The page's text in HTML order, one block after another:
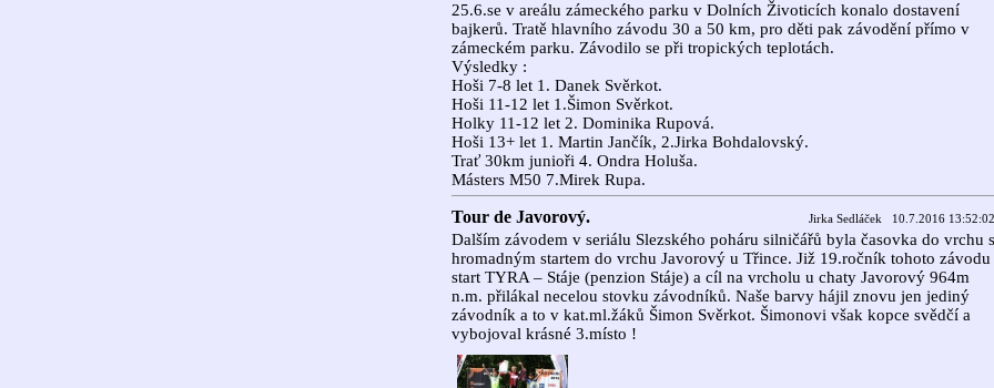
25.6.se v areálu zámeckého parku v Dolních Životicích konalo dostavení
bajkerů. Tratě hlavního závodu 30 a 50 km, pro děti pak závodění přímo v
zámeckém parku. Závodilo se při tropických teplotách.
Výsledky :
Hoši 7-8 let 1. Danek Svěrkot.
Hoši 11-12 let 1.Šimon Svěrkot.
Holky 11-12 let 2. Dominika Rupová.
Hoši 13+ let 1. Martin Jančík, 2.Jirka Bohdalovský.
Trať 30km junioři 4. Ondra Holuša.
Másters M50 7.Mirek Rupa.
Tour de Javorový. Jirka Sedláček 10.7.2016 13:52:02
Dalším závodem v seriálu Slezského poháru silničářů byla časovka do vrchu s
hromadným startem do vrchu Javorový u Třince. Již 19.ročník tohoto závodu
start TYRA – Stáje (penzion Stáje) a cíl na vrcholu u chaty Javorový 964m
n.m. přilákal necelou stovku závodníků. Naše barvy hájil znovu jen jediný
závodník a to v kat.ml.žáků Šimon Svěrkot. Šimonovi však kopce svědčí a
vybojoval krásné 3.místo !